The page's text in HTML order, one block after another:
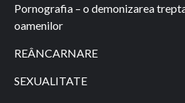
Pornografia – o demonizarea
oamenilor
REÂNCARNARE
SEXUALITATE